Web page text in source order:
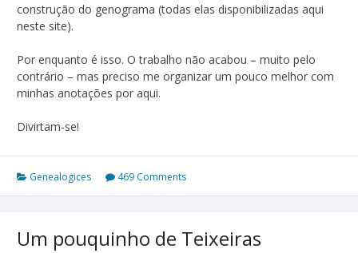
construção do genograma (todas elas disponibilizadas aqui
neste site).
Por enquanto é isso. O trabalho não acabou – muito pelo
contrário – mas preciso me organizar um pouco melhor com
minhas anotações por aqui.
Divirtam-se!
Genealogices 469 Comments
Um pouquinho de Teixeiras